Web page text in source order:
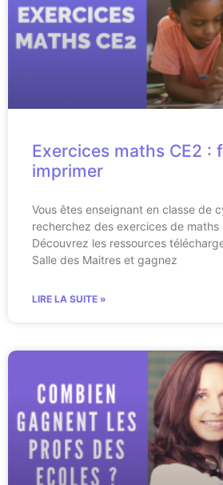
Exercices maths CE2 :
imprimer
Vous êtes enseignant en classe de
recherchez des exercices de maths
Découvrez les ressources
Salle des Maitres et gagnez
LIRE LA SUITE »